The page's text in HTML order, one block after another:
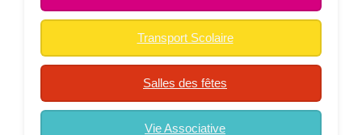
Transport Scolaire
Salles des fêtes
Vie Associative